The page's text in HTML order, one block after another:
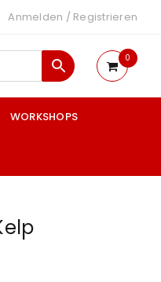
Anmelden / Registrieren
0
WORKSHOPS